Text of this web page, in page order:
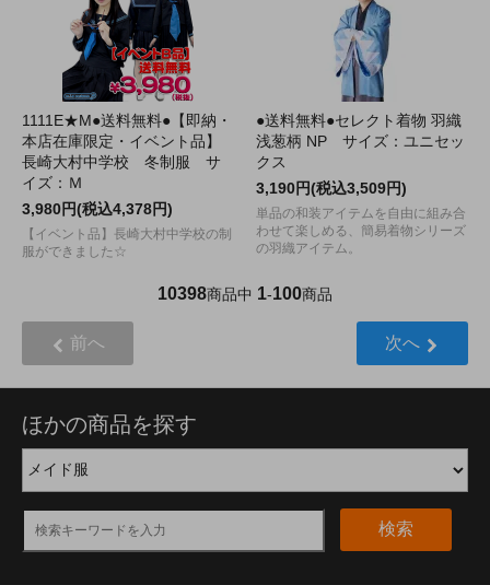
1111E★M●送料無料●【即納・
本店在庫限定・イベント品】
長崎大村中学校 冬制服 サ
イズ：Ｍ
3,980円(税込4,378円)
【イベント品】長崎大村中学校の制
服ができました☆
●送料無料●セレクト着物 羽織
浅葱柄 NP サイズ：ユニセッ
クス
3,190円(税込3,509円)
単品の和装アイテムを自由に組み合
わせて楽しめる、簡易着物シリーズ
の羽織アイテム。
10398商品中 1-100商品
前へ 次へ
ほかの商品を探す
検索